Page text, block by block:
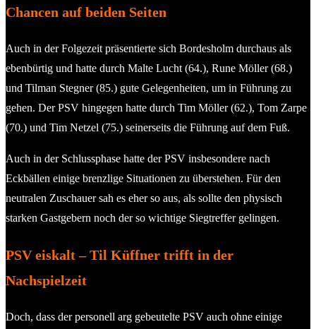
Chancen auf beiden Seiten
Auch in der Folgezeit präsentierte sich Bordesholm durchaus als
ebenbürtig und hatte durch Malte Lucht (64.), Rune Möller (68.)
und Tilman Stegner (85.) gute Gelegenheiten, um in Führung zu
gehen. Der PSV hingegen hatte durch Tim Möller (62.), Tom Zarpe
(70.) und Tim Netzel (75.) seinerseits die Führung auf dem Fuß.
Auch in der Schlussphase hatte der PSV insbesondere nach
Eckbällen einige brenzlige Situationen zu überstehen. Für den
neutralen Zuschauer sah es eher so aus, als sollte den physisch
starken Gastgebern noch der so wichtige Siegtreffer gelingen.
PSV eiskalt – Til Küffner trifft in der
Nachspielzeit
Doch, dass der personell arg gebeutelte PSV auch ohne einige